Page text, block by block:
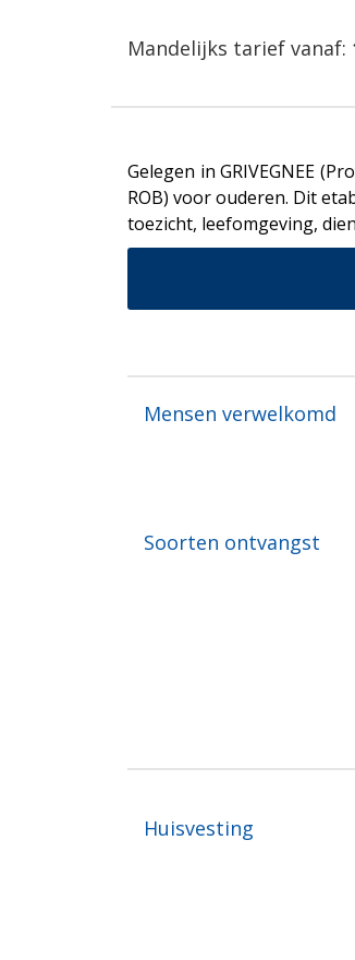
Mandelijks tarief vanaf:
Gelegen in GRIVEGNEE
ROB) voor ouderen. Dit
toezicht, leefomgeving,
Mensen verwelkomd
Soorten ontvangst
Huisvesting